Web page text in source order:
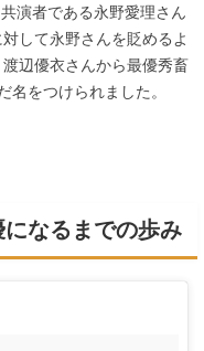
演者である永野愛理さん
して永野さんを貶めるよ
辺優衣さんから最優秀畜
名をつけられました。
なるまでの歩み